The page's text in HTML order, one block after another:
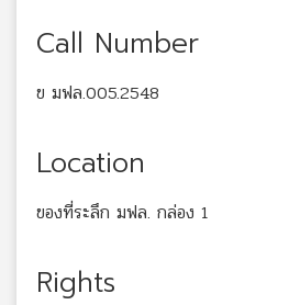
Call Number
ข มฟล.005.2548
Location
ของที่ระลึก มฟล. กล่อง 1
Rights